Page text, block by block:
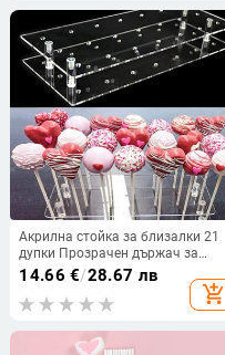
Акрилна стойка за близалки 21
дупки Прозрачен държач за
бонбони Дисплей за близалки
Подвижен държач за стойка за
близалки за торта Инструменти
14.66 €/28.67 лв
add_shopping_cart